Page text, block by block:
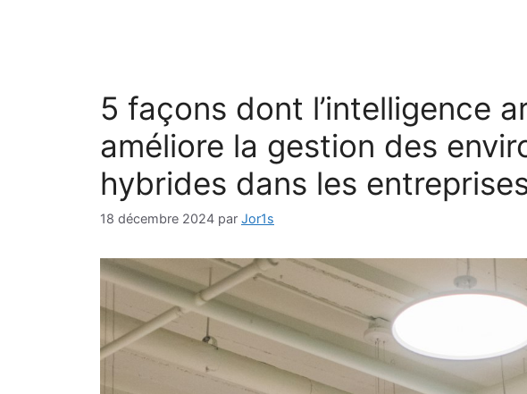
5 façons dont l’intelligence
améliore la gestion des
hybrides dans les
18 décembre 2024 par Jor1s